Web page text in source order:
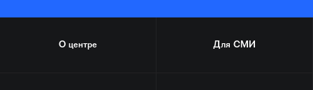
О центре Для СМИ